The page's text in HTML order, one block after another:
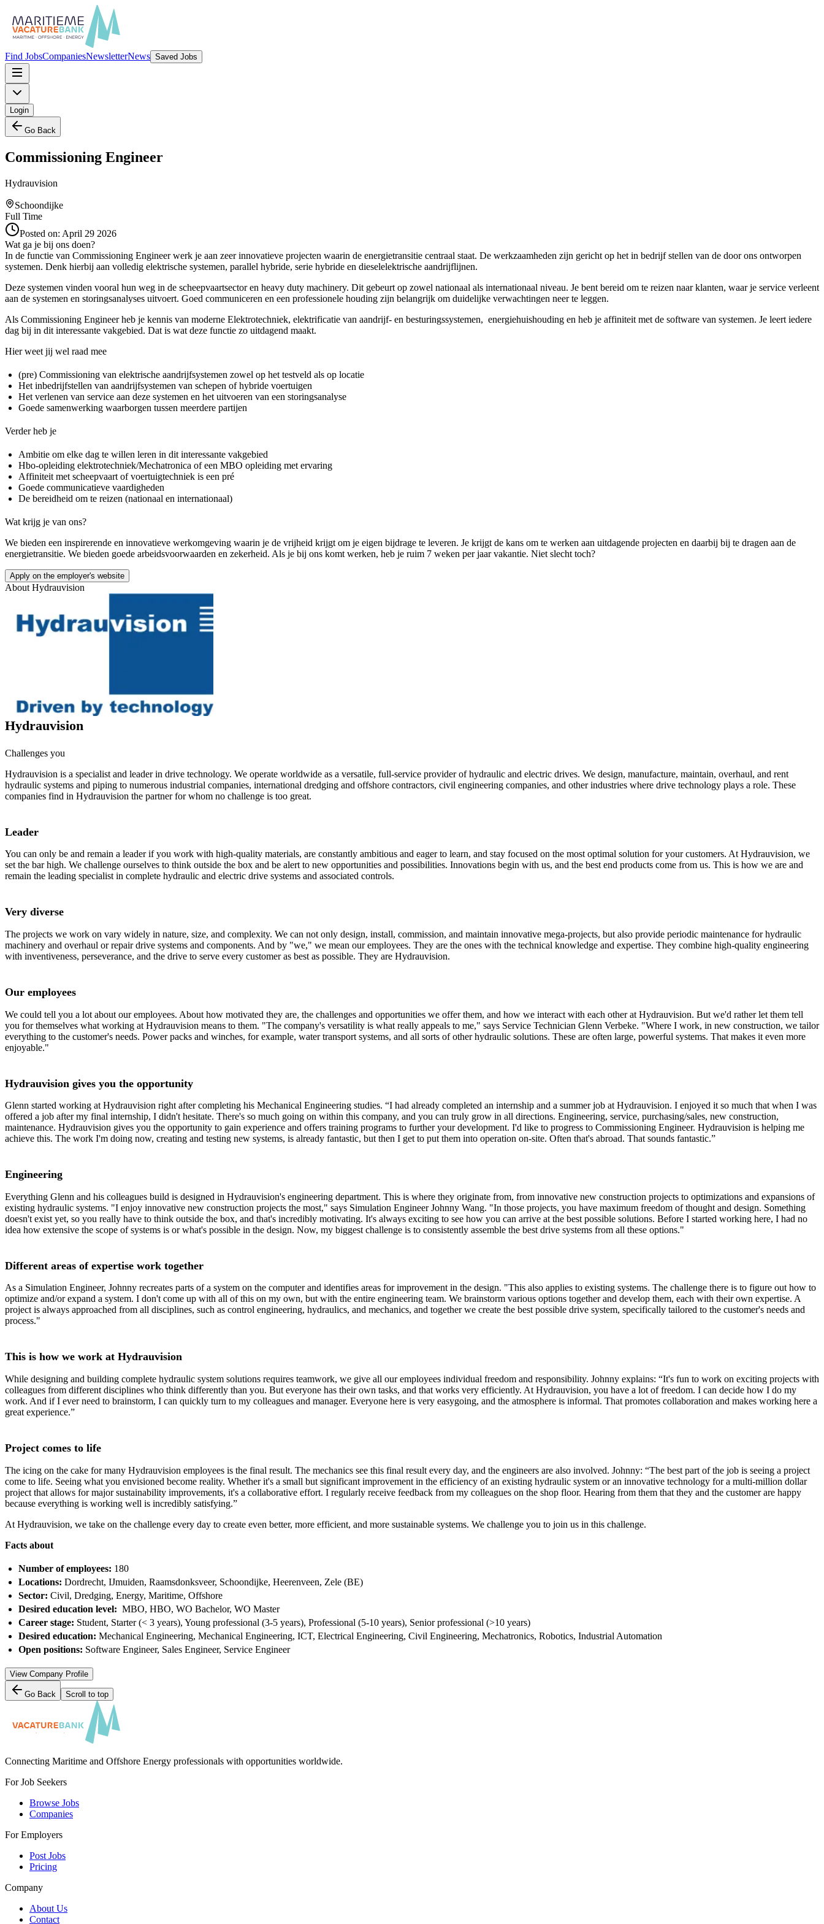
Find JobsCompaniesNewsletterNews Saved Jobs
Login
Go Back
Commissioning Engineer
Hydrauvision
Schoondijke
Full Time
Posted on: April 29 2026
Wat ga je bij ons doen?
In de functie van Commissioning Engineer werk je aan zeer innovatieve projecten waarin de energietransitie centraal staat. De werkzaamheden zijn gericht op het in bedrijf stellen van de door ons ontworpen
systemen. Denk hierbij aan volledig elektrische systemen, parallel hybride, serie hybride en dieselelektrische aandrijflijnen.
Deze systemen vinden vooral hun weg in de scheepvaartsector en heavy duty machinery. Dit gebeurt op zowel nationaal als internationaal niveau. Je bent bereid om te reizen naar klanten, waar je service verleent
aan de systemen en storingsanalyses uitvoert. Goed communiceren en een professionele houding zijn belangrijk om duidelijke verwachtingen neer te leggen.
Als Commissioning Engineer heb je kennis van moderne Elektrotechniek, elektrificatie van aandrijf- en besturingssystemen, energiehuishouding en heb je affiniteit met de software van systemen. Je leert iedere
dag bij in dit interessante vakgebied. Dat is wat deze functie zo uitdagend maakt.
Hier weet jij wel raad mee
(pre) Commissioning van elektrische aandrijfsystemen zowel op het testveld als op locatie
Het inbedrijfstellen van aandrijfsystemen van schepen of hybride voertuigen
Het verlenen van service aan deze systemen en het uitvoeren van een storingsanalyse
Goede samenwerking waarborgen tussen meerdere partijen
Verder heb je
Ambitie om elke dag te willen leren in dit interessante vakgebied
Hbo-opleiding elektrotechniek/Mechatronica of een MBO opleiding met ervaring
Affiniteit met scheepvaart of voertuigtechniek is een pré
Goede communicatieve vaardigheden
De bereidheid om te reizen (nationaal en internationaal)
Wat krijg je van ons?
We bieden een inspirerende en innovatieve werkomgeving waarin je de vrijheid krijgt om je eigen bijdrage te leveren. Je krijgt de kans om te werken aan uitdagende projecten en daarbij bij te dragen aan de
energietransitie. We bieden goede arbeidsvoorwaarden en zekerheid. Als je bij ons komt werken, heb je ruim 7 weken per jaar vakantie. Niet slecht toch?
Apply on the employer's website
About Hydrauvision
Hydrauvision
Challenges you
Hydrauvision is a specialist and leader in drive technology. We operate worldwide as a versatile, full-service provider of hydraulic and electric drives. We design, manufacture, maintain, overhaul, and rent
hydraulic systems and piping to numerous industrial companies, international dredging and offshore contractors, civil engineering companies, and other industries where drive technology plays a role. These
companies find in Hydrauvision the partner for whom no challenge is too great.
Leader
You can only be and remain a leader if you work with high-quality materials, are constantly ambitious and eager to learn, and stay focused on the most optimal solution for your customers. At Hydrauvision, we
set the bar high. We challenge ourselves to think outside the box and be alert to new opportunities and possibilities. Innovations begin with us, and the best end products come from us. This is how we are and
remain the leading specialist in complete hydraulic and electric drive systems and associated controls.
Very diverse
The projects we work on vary widely in nature, size, and complexity. We can not only design, install, commission, and maintain innovative mega-projects, but also provide periodic maintenance for hydraulic
machinery and overhaul or repair drive systems and components. And by "we," we mean our employees. They are the ones with the technical knowledge and expertise. They combine high-quality engineering
with inventiveness, perseverance, and the drive to serve every customer as best as possible. They are Hydrauvision.
Our employees
We could tell you a lot about our employees. About how motivated they are, the challenges and opportunities we offer them, and how we interact with each other at Hydrauvision. But we'd rather let them tell
you for themselves what working at Hydrauvision means to them. "The company's versatility is what really appeals to me," says Service Technician Glenn Verbeke. "Where I work, in new construction, we tailor
everything to the customer's needs. Power packs and winches, for example, water transport systems, and all sorts of other hydraulic solutions. These are often large, powerful systems. That makes it even more
enjoyable."
Hydrauvision gives you the opportunity
Glenn started working at Hydrauvision right after completing his Mechanical Engineering studies. “I had already completed an internship and a summer job at Hydrauvision. I enjoyed it so much that when I was
offered a job after my final internship, I didn't hesitate. There's so much going on within this company, and you can truly grow in all directions. Engineering, service, purchasing/sales, new construction,
maintenance. Hydrauvision gives you the opportunity to gain experience and offers training programs to further your development. I'd like to progress to Commissioning Engineer. Hydrauvision is helping me
achieve this. The work I'm doing now, creating and testing new systems, is already fantastic, but then I get to put them into operation on-site. Often that's abroad. That sounds fantastic.”
Engineering
Everything Glenn and his colleagues build is designed in Hydrauvision's engineering department. This is where they originate from, from innovative new construction projects to optimizations and expansions of
existing hydraulic systems. "I enjoy innovative new construction projects the most," says Simulation Engineer Johnny Wang. "In those projects, you have maximum freedom of thought and design. Something
doesn't exist yet, so you really have to think outside the box, and that's incredibly motivating. It's always exciting to see how you can arrive at the best possible solutions. Before I started working here, I had no
idea how extensive the scope of systems is or what's possible in the design. Now, my biggest challenge is to consistently assemble the best drive systems from all these options."
Different areas of expertise work together
As a Simulation Engineer, Johnny recreates parts of a system on the computer and identifies areas for improvement in the design. "This also applies to existing systems. The challenge there is to figure out how to
optimize and/or expand a system. I don't come up with all of this on my own, but with the entire engineering team. We brainstorm various options together and develop them, each with their own expertise. A
project is always approached from all disciplines, such as control engineering, hydraulics, and mechanics, and together we create the best possible drive system, specifically tailored to the customer's needs and
process."
This is how we work at Hydrauvision
While designing and building complete hydraulic system solutions requires teamwork, we give all our employees individual freedom and responsibility. Johnny explains: “It's fun to work on exciting projects with
colleagues from different disciplines who think differently than you. But everyone has their own tasks, and that works very efficiently. At Hydrauvision, you have a lot of freedom. I can decide how I do my
work. And if I ever need to brainstorm, I can quickly turn to my colleagues and manager. Everyone here is very easygoing, and the atmosphere is informal. That promotes collaboration and makes working here a
great experience.”
Project comes to life
The icing on the cake for many Hydrauvision employees is the final result. The mechanics see this final result every day, and the engineers are also involved. Johnny: “The best part of the job is seeing a project
come to life. Seeing what you envisioned become reality. Whether it's a small but significant improvement in the efficiency of an existing hydraulic system or an innovative technology for a multi-million dollar
project that allows for major sustainability improvements, it's a collaborative effort. I regularly receive feedback from my colleagues on the shop floor. Hearing from them that they and the customer are happy
because everything is working well is incredibly satisfying.”
At Hydrauvision, we take on the challenge every day to create even better, more efficient, and more sustainable systems. We challenge you to join us in this challenge.
Facts about
Number of employees: 180
Locations:Dordrecht, IJmuiden, Raamsdonksveer, Schoondijke, Heerenveen, Zele (BE)
Sector: Civil, Dredging, Energy, Maritime, Offshore
Desired education level: MBO, HBO, WO Bachelor, WO Master
Career stage: Student, Starter (< 3 years), Young professional (3-5 years), Professional (5-10 years), Senior professional (>10 years)
Desired education: Mechanical Engineering, Mechanical Engineering, ICT, Electrical Engineering, Civil Engineering, Mechatronics, Robotics, Industrial Automation
Open positions: Software Engineer, Sales Engineer, Service Engineer
View Company Profile
Go Back Scroll to top
Connecting Maritime and Offshore Energy professionals with opportunities worldwide.
For Job Seekers
Browse Jobs
Companies
For Employers
Post Jobs
Pricing
Company
About Us
Contact